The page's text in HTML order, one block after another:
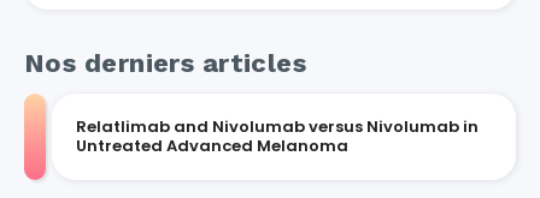
Nos derniers articles
Relatlimab and Nivolumab versus Nivolumab in
Untreated Advanced Melanoma